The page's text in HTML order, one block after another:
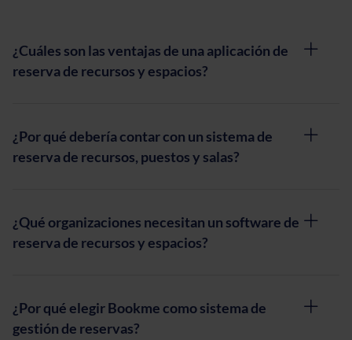
¿Cuáles son las ventajas de una aplicación de
reserva de recursos y espacios?
¿Por qué debería contar con un sistema de
reserva de recursos, puestos y salas?
¿Qué organizaciones necesitan un software de
reserva de recursos y espacios?
¿Por qué elegir Bookme como sistema de
gestión de reservas?